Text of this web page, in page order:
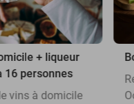
+ liqueur
16 personnes
vins à domicile